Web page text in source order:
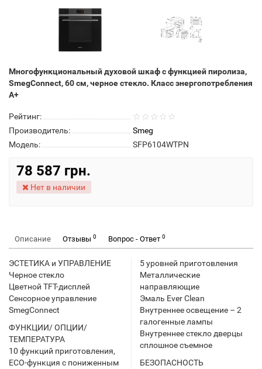
Многофункциональный духовой шкаф с функцией пиролиза,
SmegConnect, 60 см, черное стекло. Класс энергопотребления
А+
Рейтинг:
Производитель:
Smeg
Модель:
SFP6104WTPN
78 587 грн.
Нет в наличии
Описание Отзывы 0 Вопрос - Ответ 0
ЭСТЕТИКА и УПРАВЛЕНИЕ
Черное стекло
Цветной TFT-дисплей
Сенсорное управление
SmegConnect
ФУНКЦИИ/ ОПЦИИ/
ТЕМПЕРАТУРА
10 функций приготовления,
ECO-функция с пониженным
5 уровней приготовления
Металлические
направляющие
Эмаль Ever Clean
Внутреннее освещение – 2
галогенные лампы
Внутреннее стекло дверцы
сплошное съемное
БЕЗОПАСНОСТЬ